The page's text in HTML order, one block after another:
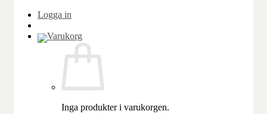
Logga in
Inga produkter i varukorgen.